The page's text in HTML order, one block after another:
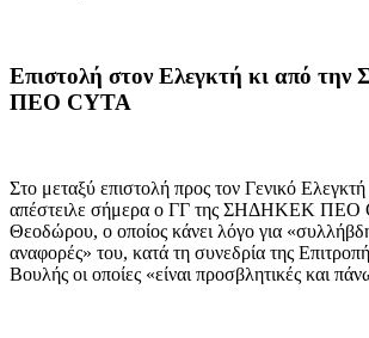
Επιστολή στον Ελεγκτή κι από
ΠΕΟ CYTA
Στο μεταξύ επιστολή προς τον Γενικό
απέστειλε σήμερα ο ΓΓ της ΣΗΔΗΚΕΚ ΠΕΟ
Θεοδώρου, ο οποίος κάνει λόγο για
αναφορές» του, κατά τη συνεδρία της
Βουλής οι οποίες «είναι προσβλητικές και